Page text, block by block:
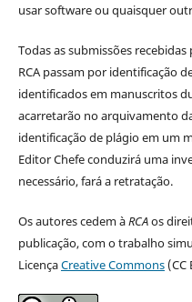
usar software ou quaisquer
Todas as submissões
RCA passam por identificação
identificados em manuscritos
acarretarão no arquivamento
identificação de plágio em um
Editor Chefe conduzirá uma
necessário, fará a retratação.
Os autores cedem àRCAos
publicação, com o trabalho
LicençaCreative Commons(CC